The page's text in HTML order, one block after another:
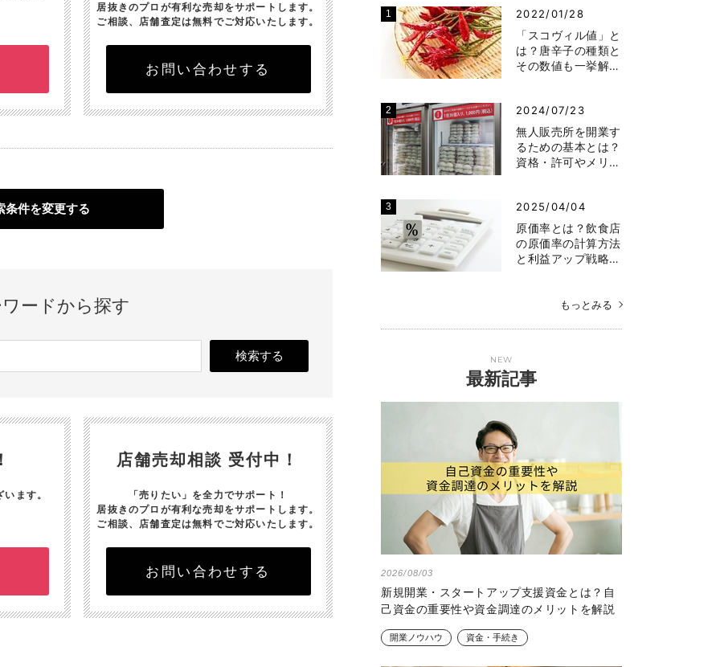
居抜きのプロが有利な売却をサポートします。
ご相談、店舗査定は無料でご対応いたします。
お問い合わせする
条件を変更する
ードから探す
ます。
店舗売却相談 受付中！
「売りたい」を全力でサポート！
居抜きのプロが有利な売却をサポートします。
ご相談、店舗査定は無料でご対応いたします。
お問い合わせする
2022/01/28
「スコヴィル値」と
は？唐辛子の種類と
その数値も一挙解…
2024/07/23
無人販売所を開業す
るための基本とは？
資格・許可やメリ…
2025/04/04
原価率とは？飲食店
の原価率の計算方法
と利益アップ戦略…
もっとみる
NEW
最新記事
2026/08/03
新規開業・スタートアップ支援資金とは？自
己資金の重要性や資金調達のメリットを解説
開業ノウハウ 資金・手続き